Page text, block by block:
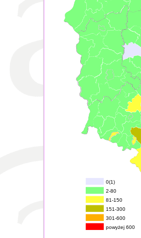
0(1)
2-80
81-150
151-300
301-600
powyżej 600